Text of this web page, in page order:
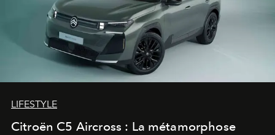
LIFESTYLE
Citroën C5 Aircross : La métamorphose